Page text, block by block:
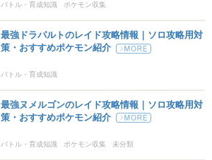
バトル・育成知識 ポケモン収集
最強ドラパルトのレイド攻略情報｜ソロ攻略用対
策・おすすめポケモン紹介
バトル・育成知識
最強ヌメルゴンのレイド攻略情報｜ソロ攻略用対
策・おすすめポケモン紹介
バトル・育成知識 ポケモン収集 未分類